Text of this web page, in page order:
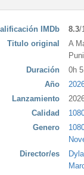
IMDb 8.3/
Titulo original
A
Duración
0h
Año
Lanzamiento
Calidad
Genero
Director/es